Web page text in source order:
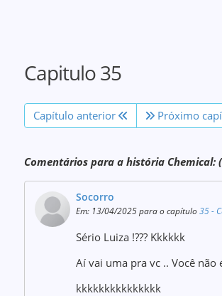
Capitulo 35
Capítulo anterior Próximo
Comentários para a história Chemical:
Socorro
Em: 13/04/2025 para o capítulo35 -
Sério Luiza !??? Kkkkkk
Aí vai uma pra vc .. Você
kkkkkkkkkkkkkkk